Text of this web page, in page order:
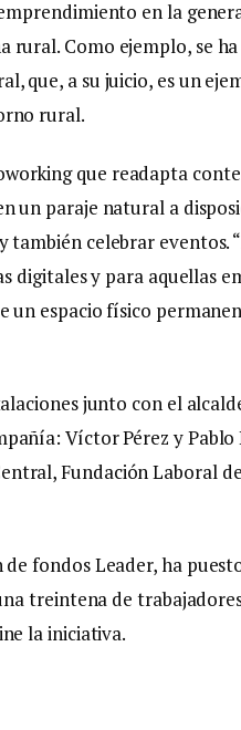
en la
rural. Como ejemplo, se
que, a su juicio, es un
rural.
que readapta
un paraje natural a
celebrar eventos.
y para aquellas
un espacio físico
junto con el
Víctor Pérez y Pablo
Fundación Laboral
fondos Leader, ha
treintena de
la iniciativa.